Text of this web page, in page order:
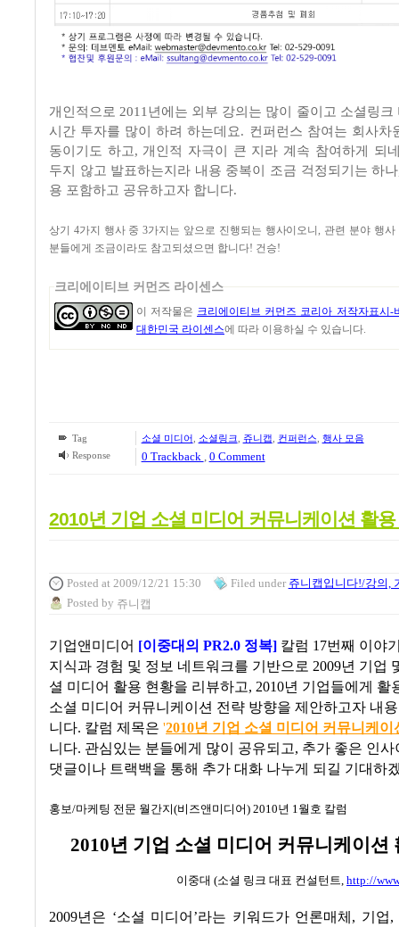
개인적으로 2011년에는 외부 강의는 많이 줄이고 소셜링크
시간 투자를 많이 하려 하는데요. 컨퍼런스 참여는 회사차
동이기도 하고, 개인적 자극이 큰 지라 계속 참여하게 되
두지 않고 발표하는지라 내용 중복이 조금 걱정되기는 하
용 포함하고 공유하고자 합니다.
상기 4가지 행사 중 3가지는 앞으로 진행되는 행사이오니, 관련 분야 행
분들에게 조금이라도 참고되셨으면 합니다! 건승!
크리에이티브 커먼즈 라이센스
이 저작물은 크리에이티브 커먼즈 코리아 저작자표시-
대한민국 라이센스에 따라 이용하실 수 있습니다.
Tag 소셜 미디어 소셜링크 쥬니캡 컨퍼런스 행사 모음
Response
0 Trackback , 0 Comment
2010년 기업 소셜 미디어 커뮤니케이션 활
Posted at 2009/12/21 15:30 Filed under 쥬니캡입니다!/강의,
Posted by 쥬니캡
기업앤미디어 [이중대의 PR2.0 정복] 칼럼 17번째 이야
지식과 경험 및 정보 네트워크를 기반으로 2009년 기업
셜 미디어 활용 현황을 리뷰하고, 2010년 기업들에게 활
소셜 미디어 커뮤니케이션 전략 방향을 제안하고자 내
니다. 칼럼 제목은 '2010년 기업 소셜 미디어 커뮤니케
니다. 관심있는 분들에게 많이 공유되고, 추가 좋은 인
댓글이나 트랙백을 통해 추가 대화 나누게 되길 기대하
홍보/마케팅 전문 월간지(비즈앤미디어) 2010년 1 월호 칼럼
2010년 기업 소셜 미디어 커뮤니케이션
이중대 (소셜 링크 대표 컨설턴트 http://
2009년은 ‘소셜 미디어 ’라는 키워드가 언론매체 , 기업,